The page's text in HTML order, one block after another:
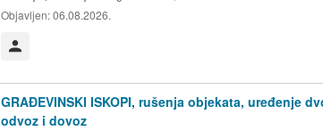
Objavljen:06.08.2026.
GRAĐEVINSKI ISKOPI, rušenja objekata, uređenje
odvoz i dovoz